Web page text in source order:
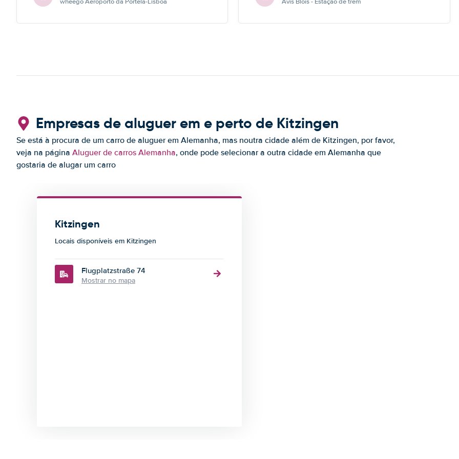
Empresas de aluguer em e perto de Kitzingen
Se está à procura de um carro de aluguer em Alemanha, mas noutra cidade além de Kitzingen, por favor,
veja na página Aluguer de carros Alemanha, onde pode selecionar a outra cidade em Alemanha que
gostaria de alugar um carro
Kitzingen
Locais disponíveis em Kitzingen
Flugplatzstraße 74
Mostrar no mapa